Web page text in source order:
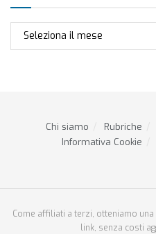
Archivio
Chi siamo Rubriche
Informativa Cookie
Come affiliati a terzi, otteniamo
link, senza costi